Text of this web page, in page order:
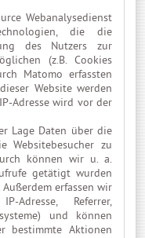
Webanalysedienst
die die
des Nutzers zur
(z.B. Cookies
Matomo erfassten
Website werden
Adresse wird vor der
Lage Daten über die
Websitebesucher zu
können wir u. a.
getätigt wurden
erfassen wir
Adresse, Referrer,
und können
bestimmte Aktionen